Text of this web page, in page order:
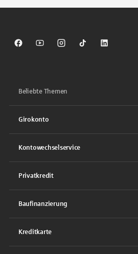
Sparkasse auf Facebook
Sparkasse auf Youtube
Sparkasse auf Instagram
Sparkasse auf
Sparkasse
Beliebte Themen
Girokonto
Kontowechselservice
Privatkredit
Baufinanzierung
Kreditkarte